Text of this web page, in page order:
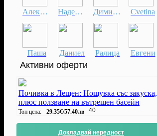
Александрина Надежда Димитрина Cvetina
Паша Даниел Ралица Евгени
Активни оферти
Почивка в Лещен: Нощувка със закуска,
плюс ползване на вътрешен басейн
Топ цена: 29.35€/57.40лв 40
Докладвай нередност